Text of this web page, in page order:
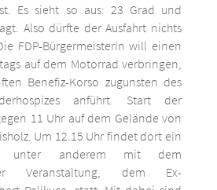
Es sieht so aus: 23 Grad und
Also dürfte der Ausfahrt nichts
FDP-Bürgermeisterin will einen
auf dem Motorrad verbringen,
Benefiz-Korso zugunsten des
anführt. Start der
11 Uhr auf dem Gelände von
Um 12.15 Uhr findet dort ein
unter anderem mit dem
Veranstaltung, dem Ex-